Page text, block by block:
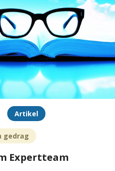
Artikel
gedrag
Expertteam